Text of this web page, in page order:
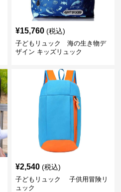
¥15,760 (税込)
子どもリュック 海の生き物デ
ザイン キッズリュック
¥2,540 (税込)
子どもリュック 子供用冒険リ
ュック